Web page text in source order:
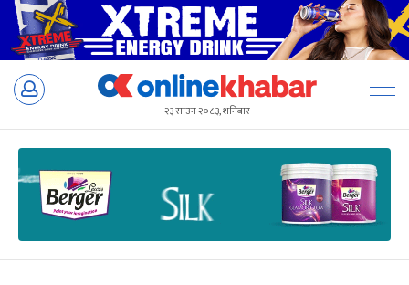
Skip
२३ साउन २०८३, शनिबार